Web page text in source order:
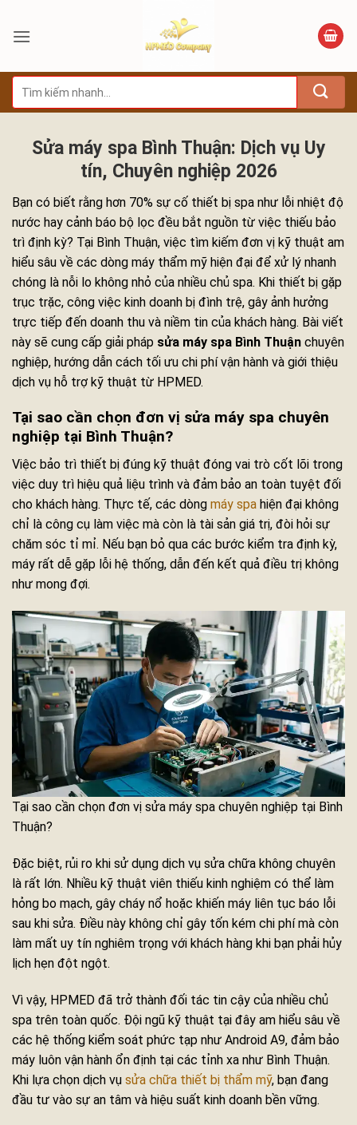
qua
dung
Tìm
kiếm:
Sửa máy spa Bình Thuận: Dịch vụ Uy
tín, Chuyên nghiệp 2026
Bạn có biết rằng hơn 70% sự cố thiết bị spa như lỗi nhiệt độ
nước hay cảnh báo bộ lọc đều bắt nguồn từ việc thiếu bảo
trì định kỳ? Tại Bình Thuận, việc tìm kiếm đơn vị kỹ thuật am
hiểu sâu về các dòng máy thẩm mỹ hiện đại để xử lý nhanh
chóng là nỗi lo không nhỏ của nhiều chủ spa. Khi thiết bị gặp
trục trặc, công việc kinh doanh bị đình trệ, gây ảnh hưởng
trực tiếp đến doanh thu và niềm tin của khách hàng. Bài viết
này sẽ cung cấp giải pháp sửa máy spa Bình Thuận chuyên
nghiệp, hướng dẫn cách tối ưu chi phí vận hành và giới thiệu
dịch vụ hỗ trợ kỹ thuật từ HPMED.
Tại sao cần chọn đơn vị sửa máy spa chuyên
nghiệp tại Bình Thuận?
Việc bảo trì thiết bị đúng kỹ thuật đóng vai trò cốt lõi trong
việc duy trì hiệu quả liệu trình và đảm bảo an toàn tuyệt đối
cho khách hàng. Thực tế, các dòng máy spa hiện đại không
chỉ là công cụ làm việc mà còn là tài sản giá trị, đòi hỏi sự
chăm sóc tỉ mỉ. Nếu bạn bỏ qua các bước kiểm tra định kỳ,
máy rất dễ gặp lỗi hệ thống, dẫn đến kết quả điều trị không
như mong đợi.
Tại sao cần chọn đơn vị sửa máy spa chuyên nghiệp tại Bình
Thuận?
Đặc biệt, rủi ro khi sử dụng dịch vụ sửa chữa không chuyên
là rất lớn. Nhiều kỹ thuật viên thiếu kinh nghiệm có thể làm
hỏng bo mạch, gây cháy nổ hoặc khiến máy liên tục báo lỗi
sau khi sửa. Điều này không chỉ gây tốn kém chi phí mà còn
làm mất uy tín nghiêm trọng với khách hàng khi bạn phải hủy
lịch hẹn đột ngột.
Vì vậy, HPMED đã trở thành đối tác tin cậy của nhiều chủ
spa trên toàn quốc. Đội ngũ kỹ thuật tại đây am hiểu sâu về
các hệ thống kiểm soát phức tạp như Android A9, đảm bảo
máy luôn vận hành ổn định tại các tỉnh xa như Bình Thuận.
Khi lựa chọn dịch vụ sửa chữa thiết bị thẩm mỹ, bạn đang
đầu tư vào sự an tâm và hiệu suất kinh doanh bền vững.